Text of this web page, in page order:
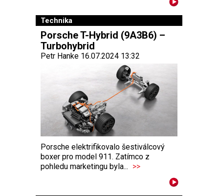
Technika
Porsche T-Hybrid (9A3B6) –
Turbohybrid
Petr Hanke 16.07.2024 13:32
Porsche elektrifikovalo šestiválcový
boxer pro model 911. Zatímco z
pohledu marketingu byla... >>